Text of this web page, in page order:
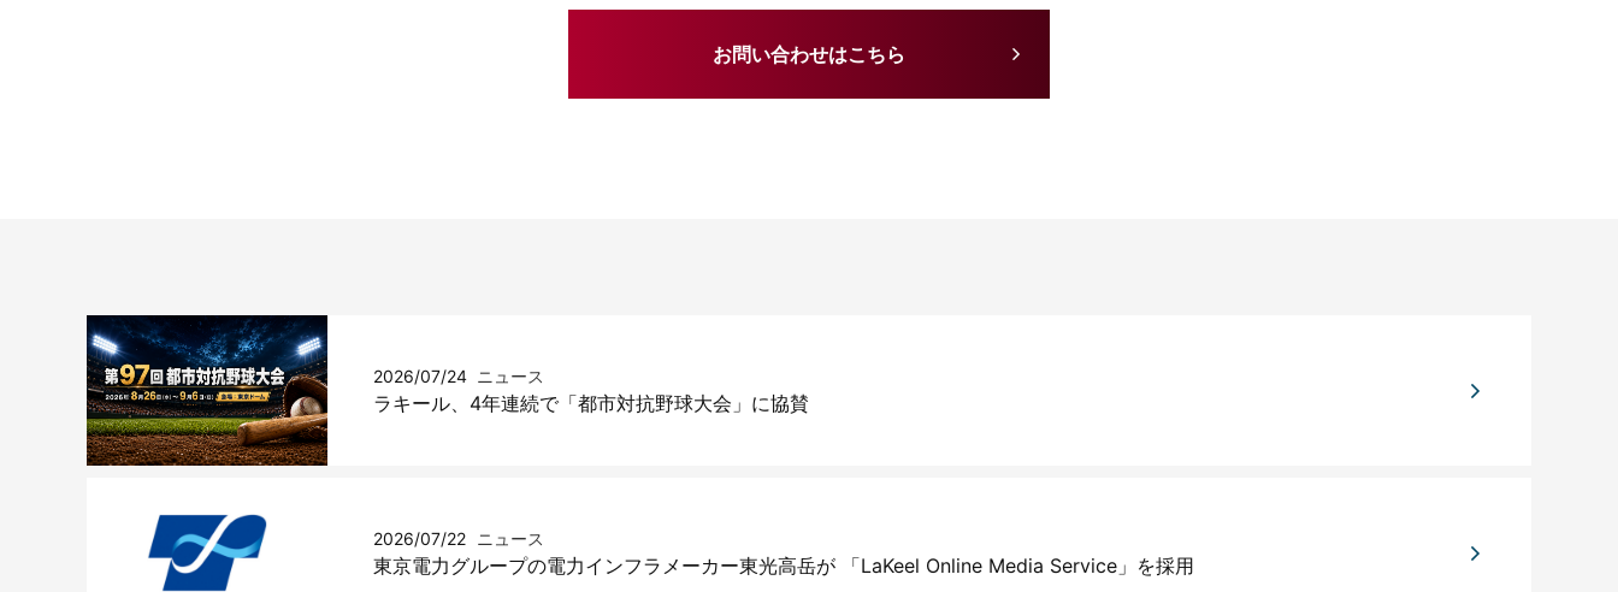
お問い合わせはこちら
2026/07/24 ニュース
ラキール、4年連続で「都市対抗野球大会」に協賛
2026/07/22 ニュース
東京電力グループの電力インフラメーカー東光高岳が 「LaKeel Online Media Service」を採用